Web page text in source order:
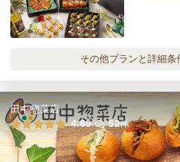
クロンヌ・
オードブル
クロンヌ・
オードブル
その他プランと詳細条
田中惣菜店
4.60
52件